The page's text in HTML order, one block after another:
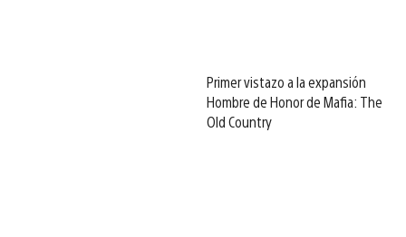
Primer vistazo a la expansión
Hombre de Honor de Mafia: The
Old Country